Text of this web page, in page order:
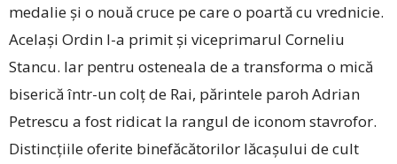
medalie și o nouă cruce pe care o poartă cu vrednicie.
Același Ordin l-a primit și viceprimarul Corneliu
Stancu. Iar pentru osteneala de a transforma o mică
biserică într-un colț de Rai, părintele paroh Adrian
Petrescu a fost ridicat la rangul de iconom stavrofor.
Distincțiile oferite binefăcătorilor lăcașului de cult